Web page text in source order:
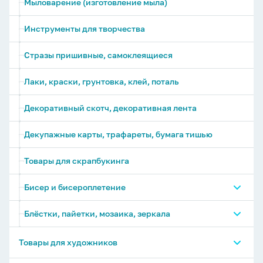
Вышивка нитками, бисером, лентами
Изготовление свечей
Поделки из шерсти
Гравюры
Квиллинг, оригами, цветы из бумаги
Изготовление игрушек, шитье
Аппликации
Аппликации из песка и блёстки
Аппликации из EVА
Изготовление моделей
Модели из дерева
Мыловарение (изготовление мыла)
Инструменты для творчества
Стразы пришивные, самоклеящиеся
Лаки, краски, грунтовка, клей, поталь
Декоративный скотч, декоративная лента
Декупажные карты, трафареты, бумага тишью
Товары для скрапбукинга
Бисер и бисероплетение
Инструменты для бисероплетения
Бисер
Блёстки, пайетки, мозаика, зеркала
Пайетки, конфетти и прочее
Товары для художников